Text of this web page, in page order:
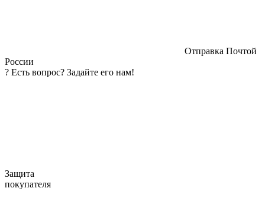
Отправка Почтой
России
? Есть вопрос? Задайте его нам!
Защита
покупателя